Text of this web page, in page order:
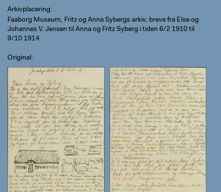
Arkivplacering
Faaborg Museum, Fritz og Anna Sybergs arkiv, breve fra Else og
Johannes V. Jensen til Anna og Fritz Syberg i tiden 6/2 1910 til
9/10 1914
Original